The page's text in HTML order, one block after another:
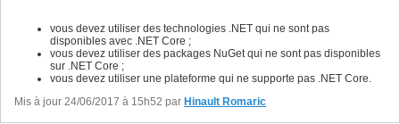
vous devez utiliser des technologies .NET qui ne sont pas
disponibles avec .NET Core ;
vous devez utiliser des packages NuGet qui ne sont pas disponibles
sur .NET Core ;
vous devez utiliser une plateforme qui ne supporte pas .NET Core.
Mis à jour 24/06/2017 à 15h52 par Hinault Romaric